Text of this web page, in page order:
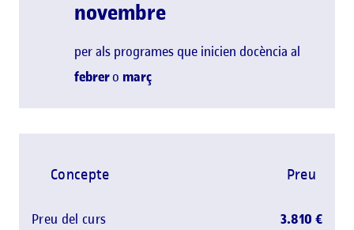
novembre
per als programes que inicien docència al
febrero març
Concepte Preu
Preu del curs 3.810 €